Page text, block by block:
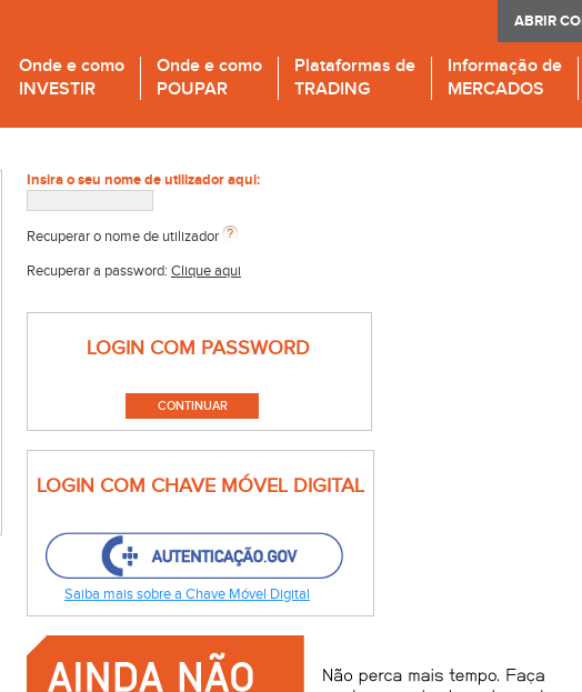
ABRIR
Onde e como
INVESTIR
Onde e como
POUPAR
Plataformas de
TRADING
Informação de
MERCADOS
Insira o seu nome de utilizador aqui:
Recuperar o nome de utilizador
Recuperar a password: Clique aqui
LOGIN COM PASSWORD
LOGIN COM CHAVE MÓVEL DIGITAL
Saiba mais sobre a Chave Móvel Digital